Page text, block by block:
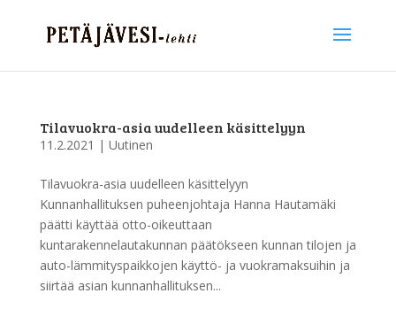
Tilavuokra-asia uudelleen käsittelyyn
11.2.2021 | Uutinen
Tilavuokra-asia uudelleen käsittelyyn
Kunnanhallituksen puheenjohtaja Hanna Hautamäki
päätti käyttää otto-oikeuttaan
kuntarakennelautakunnan päätökseen kunnan tilojen ja
auto-lämmityspaikkojen käyttö- ja vuokramaksuihin ja
siirtää asian kunnanhallituksen...